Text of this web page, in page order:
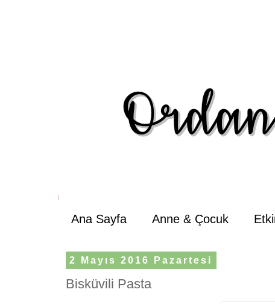
Ana Sayfa Anne & Çocuk
2 Mayıs 2016 Pazartesi
Bisküvili Pasta